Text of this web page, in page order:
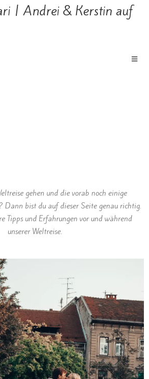
| Andrei & Kerstin auf
gehen und die vorab noch einige
Dann bist du auf dieser Seite genau richtig.
Tipps und Erfahrungen vor und während
unserer Weltreise.